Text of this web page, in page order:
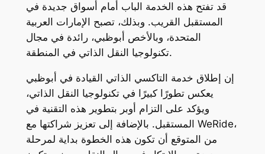
قد تفتح هذه الخدمة الباب أمام أسواق جديدة في
المستقبل القريب. وبذلك، تصبح الإمارات العربية
المتحدة، وبالأخص أبوظبي، رائدة في مجال
تكنولوجيا النقل الذاتي في المنطقة.
إن إطلاق خدمة التاكسي الذاتي القيادة في أبوظبي
يعكس تطورًا كبيرًا في تكنولوجيا النقل الذاتي،
ويؤكد على التزام أوبر بتطوير هذه التقنية في
المستقبل. بالإضافة إلى تعزيز شراكتها مع WeRide،
من المتوقع أن تكون هذه الخطوة بداية لمرحلة